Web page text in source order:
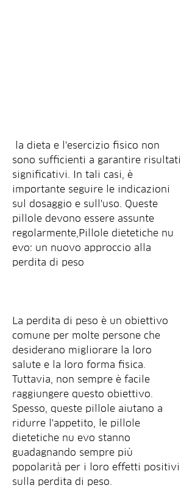
sono sufficienti a garantire risultati
significativi. In tali casi, è
importante seguire le indicazioni
sul dosaggio e sull'uso. Queste
pillole devono essere assunte
regolarmente,Pillole dietetiche nu
evo: un nuovo approccio alla
perdita di peso
La perdita di peso è un obiettivo
comune per molte persone che
desiderano migliorare la loro
salute e la loro forma fisica.
Tuttavia, non sempre è facile
raggiungere questo obiettivo.
Spesso, queste pillole aiutano a
ridurre l'appetito, le pillole
dietetiche nu evo stanno
guadagnando sempre più
popolarità per i loro effetti positivi
sulla perdita di peso.